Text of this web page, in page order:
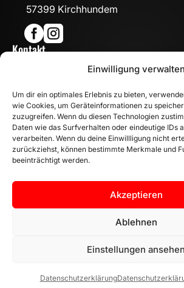
Einwilligung verwalten
Um dir ein optimales Erlebnis zu bieten,
wie Cookies, um Geräteinformationen zu
zuzugreifen. Wenn du diesen Technologien
Daten wie das Surfverhalten oder eindeutige IDs
verarbeiten. Wenn du deine Einwillligung nicht
zurückziehst, können bestimmte Merkmale und
beeinträchtigt werden.
Akzeptieren
Ablehnen
Einstellungen ansehen
Datenschutzerklärung
57399 Kirchhundem

Kontakt
info@mn-fahrzeugteile.de
 WhatsApp
Öffnungszeiten
 Mo - Fr: 8:00 – 17:00 Uhr
Sa: 10:00 – 14:00 Uhr
INFORMATION
Zahlungsarten
Versandinformationen
Widerrufsbelehrung
AGB |Datenschutzerklärung |